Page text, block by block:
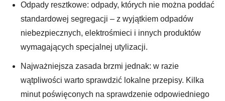
Odpady resztkowe: odpady, których nie można poddać
standardowej segregacji – z wyjątkiem odpadów
niebezpiecznych, elektrośmieci i innych produktów
wymagających specjalnej utylizacji.
Najważniejsza zasada brzmi jednak: w razie
wątpliwości warto sprawdzić lokalne przepisy. Kilka
minut poświęconych na sprawdzenie odpowiedniego